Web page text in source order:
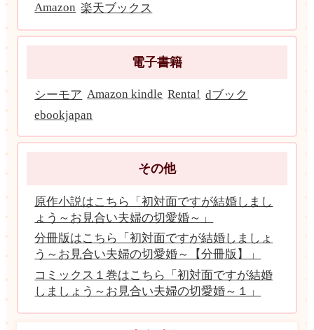
Amazon 楽天ブックス
電子書籍
シーモア Amazon kindle Renta! dブック
ebookjapan
その他
原作小説はこちら「初対面ですが結婚しまし
ょう～お見合い夫婦の切愛婚～」
分冊版はこちら「初対面ですが結婚しましょ
う～お見合い夫婦の切愛婚～【分冊版】」
コミックス１巻はこちら「初対面ですが結婚
しましょう～お見合い夫婦の切愛婚～１」